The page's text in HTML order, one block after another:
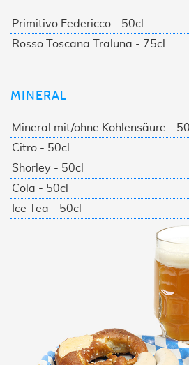
Primitivo Federicco - 50cl
Rosso Toscana Traluna - 75cl
MINERAL
Mineral mit/ohne Kohlensäure -
Citro - 50cl
Shorley - 50cl
Cola - 50cl
Ice Tea - 50cl